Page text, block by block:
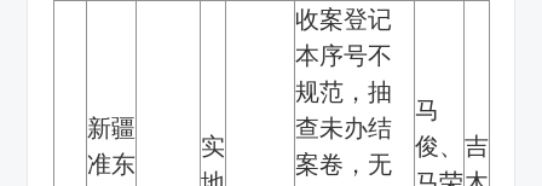
新疆
准东
实
收案登记
本序号不
规范，抽
查未办结
案卷，无
马
俊、 吉